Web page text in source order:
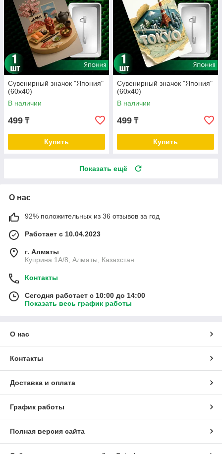
Сувенирный значок "Япония"
(60х40)
В наличии
499 ₸
Купить
Сувенирный значок "Япония"
(60х40)
В наличии
499 ₸
Купить
Показать ещё
О нас
92% положительных из 36 отзывов за год
Работает с 10.04.2023
г. Алматы
Куприна 1A/8, Алматы, Казахстан
Контакты
Сегодня работает с 10:00 до 14:00
Показать весь график работы
О нас
Контакты
Доставка и оплата
График работы
Полная версия сайта